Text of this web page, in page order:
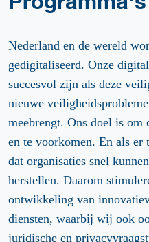
Nederland en de wereld
gedigitaliseerd. Onze
succesvol zijn als deze
nieuwe
meebrengt. Ons doel is
en te voorkomen. En als
dat organisaties snel
herstellen. Daarom
ontwikkeling van
diensten, waarbij wij ook
juridische en